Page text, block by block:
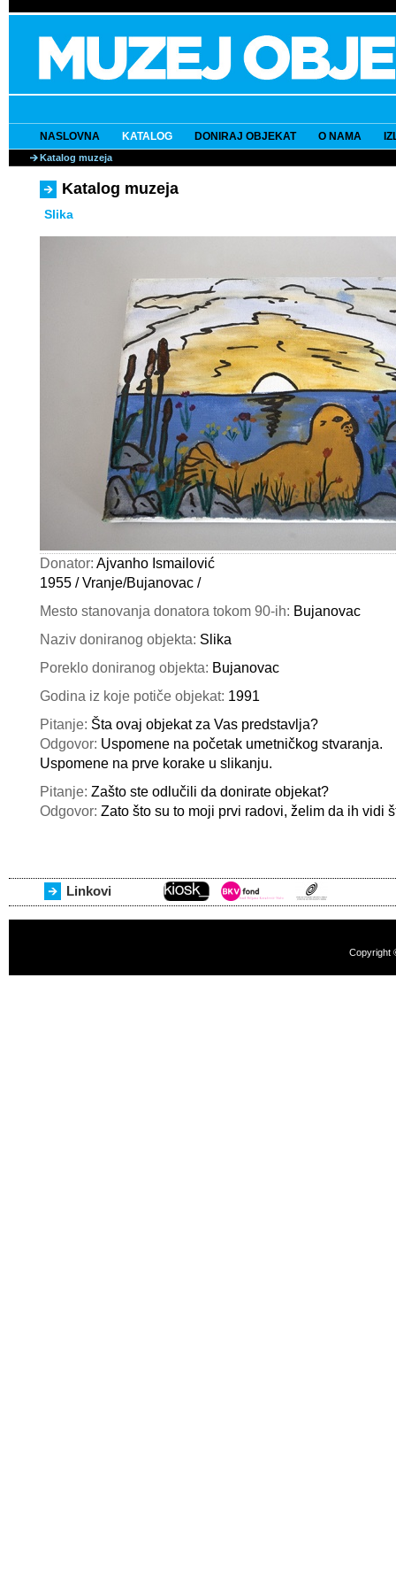
NASLOVNA KATALOG DONIRAJ OBJEKAT O NAMA
Katalog muzeja
Katalog muzeja
Slika
Donator: Ajvanho Ismailović
1955 / Vranje/Bujanovac /
Mesto stanovanja donatora tokom 90-ih: Bujanovac
Naziv doniranog objekta: Slika
Poreklo doniranog objekta: Bujanovac
Godina iz koje potiče objekat: 1991
Pitanje: Šta ovaj objekat za Vas predstavlja?
Odgovor: Uspomene na početak umetničkog stvaranja.
Uspomene na prve korake u slikanju.
Pitanje: Zašto ste odlučili da donirate objekat?
Odgovor: Zato što su to moji prvi radovi, želim da ih vidi
Linkovi
Copyright